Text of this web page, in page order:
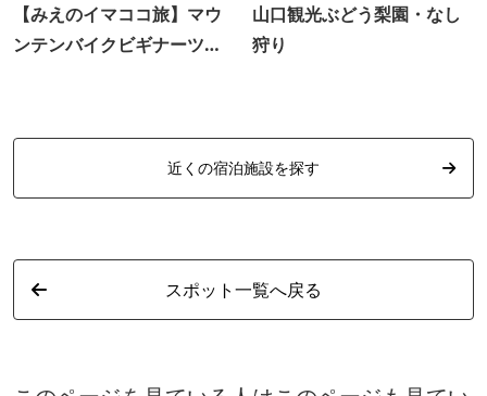
【みえのイマココ旅】マウ
ンテンバイクビギナーツア
山口観光ぶどう梨園・なし
狩り
近くの宿泊施設を探す
スポット一覧へ戻る